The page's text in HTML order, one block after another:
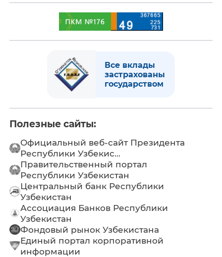
Все вклады
застрахованы
государством
Полезные сайты:
Официальный веб-сайт Президента
Республики Узбекис...
Правительственный портал
Республики Узбекистан
Центральный банк Республики
Узбекистан
Ассоциация Банков Республики
Узбекистан
Фондовый рынок Узбекистана
Единый портал корпоративной
информации